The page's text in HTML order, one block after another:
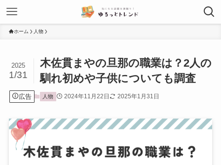
ホーム 人物
木佐貫まやの旦那の職業は？2人の
馴れ初めや子供についても調査
2025
1/31
広告 人物 2024年11月22日 2025年1月31日